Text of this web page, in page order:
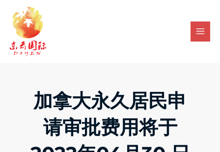
content
加拿大永久居民申
请审批费用将于